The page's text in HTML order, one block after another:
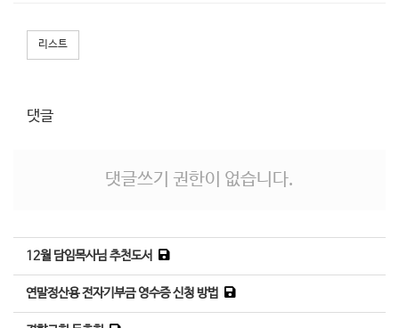
리스트
댓글
댓글쓰기 권한이 없습니다.
12월 담임목사님 추천도서
연말정산용 전자기부금 영수증 신청 방법